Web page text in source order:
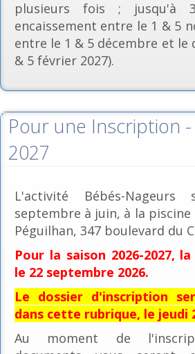
plusieurs fois ; jusqu'à
encaissement entre le 1 & 5
entre le 1 & 5 décembre et le
& 5 février 2027).
Pour une Inscription -
2027
L'activité Bébés-
septembre à juin, à la
Péguilhan, 347 boulevard du
Pour la saison 2026-2027,
le 22 septembre 2026.
Le dossier d'inscription
dans cette rubrique, le jeudi
Au moment de